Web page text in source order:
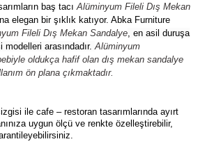
baş tacı Alüminyum Fileli Dış Mekan
elegan bir şıklık katıyor. Abka Furniture
Fileli Dış Mekan Sandalye , en asil duruşa
arasındadır. Alüminyum
oldukça hafif olan dış mekan sandalye
ön plana çıkmaktadır.
ile cafe – restoran tasarımlarında ayırt
uygun ölçü ve renkte özelleştirebilir,